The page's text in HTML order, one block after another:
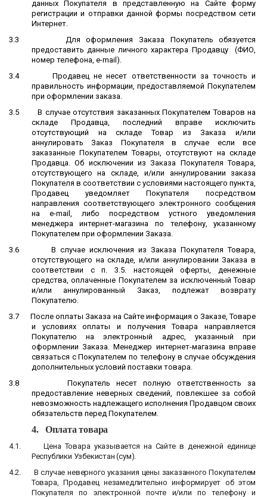
данных Покупателя в представленную на Сайте форму
регистрации и отправки данной формы посредством сети
Интернет.
3.3
Для оформления Заказа Покупатель обязуется
предоставить данные личного характера Продавцу (ФИО,
номер телефона, e-mail).
3.4
Продавец не несет ответственности за точность и
правильность информации, предоставляемой Покупателем
при оформлении заказа.
3.5
В случае отсутствия заказанных Покупателем Товаров на
складе Продавца, последний вправе исключить
отсутствующий на складе Товар из Заказа и/или
аннулировать Заказ Покупателя в случае если все
заказанные Покупателем Товары, отсутствуют на складе
Продавца. Об исключении из Заказа Покупателя Товара,
отсутствующего на складе, и/или аннулировании заказа
Покупателя в соответствии с условиями настоящего пункта,
Продавец уведомляет Покупателя посредством
направления соответствующего электронного сообщения
на e-mail, либо посредством устного уведомления
менеджера интернет-магазина по телефону, указанному
Покупателем при оформлении Заказа.
3.6
В случае исключения из Заказа Покупателя Товара,
отсутствующего на складе, и/или аннулировании Заказа в
соответствии с п. 3.5. настоящей оферты, денежные
средства, оплаченные Покупателем за исключенный Товар
и/или аннулированный Заказ, подлежат возврату
Покупателю.
3.7
После оплаты Заказа на Сайте информация о Заказе, Товаре
и условиях оплаты и получения Товара направляется
Покупателю на электронный адрес, указанный при
оформлении Заказа. Менеджер интернет-магазина вправе
связаться с Покупателем по телефону в случае обсуждения
дополнительных условий поставки товара.
3.8
Покупатель несет полную ответственность за
предоставление неверных сведений, повлекшее за собой
невозможность надлежащего исполнения Продавцом своих
обязательств перед Покупателем.
4. Оплата товара
4.1.
Цена Товара указывается на Сайте в денежной единице
Республики Узбекистан (сум).
4.2.
В случае неверного указания цены заказанного Покупателем
Товара, Продавец незамедлительно информирует об этом
Покупателя по электронной почте и/или по телефону и